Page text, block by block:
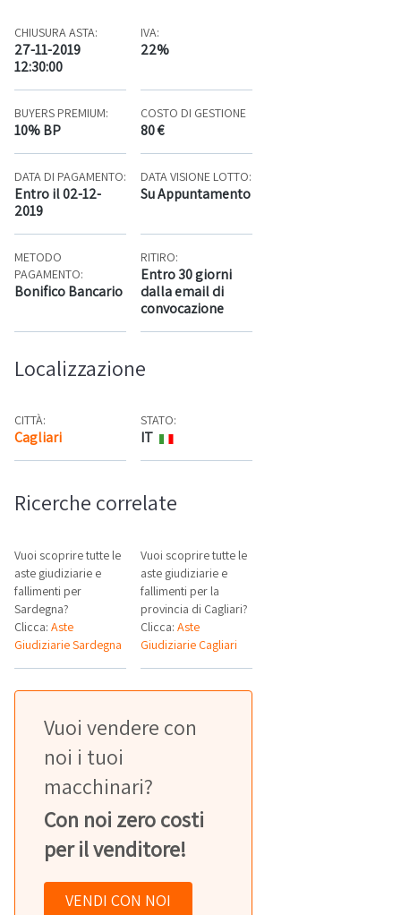
CHIUSURA ASTA:
27-11-2019
12:30:00
IVA:
22%
BUYERS PREMIUM:
10% BP
COSTO DI GESTIONE
80 €
DATA DI PAGAMENTO:
Entro il 02-12-
2019
DATA VISIONE LOTTO:
Su Appuntamento
METODO
PAGAMENTO:
Bonifico Bancario
RITIRO:
Entro 30 giorni
dalla email di
convocazione
Localizzazione
CITTÀ:
Cagliari Mappa
STATO:
IT
Ricerche correlate
Vuoi scoprire tutte le
aste giudiziarie e
fallimenti per
Sardegna?
Clicca: Aste
Giudiziarie Sardegna
Vuoi scoprire tutte le
aste giudiziarie e
fallimenti per la
provincia di Cagliari?
Clicca:Aste
Giudiziarie Cagliari
Vuoi vendere con
noi i tuoi
macchinari?
Con noi zero costi
per il venditore!
VENDI CON NOI